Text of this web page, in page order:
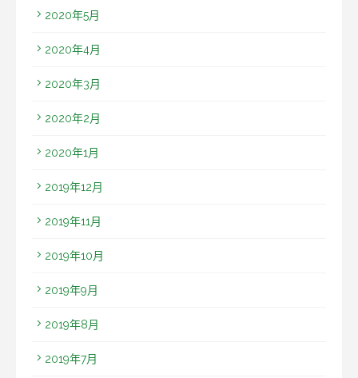
2020年5月
2020年4月
2020年3月
2020年2月
2020年1月
2019年12月
2019年11月
2019年10月
2019年9月
2019年8月
2019年7月